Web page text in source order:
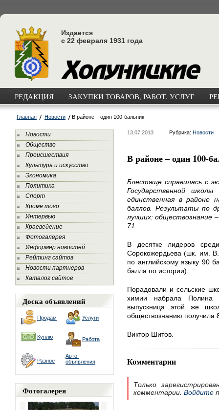
Издается
с 22 февраля 1931 года
РЕДАКЦИЯ ЗАКУПКИ ТОВАРОВ, РАБОТ, УСЛУГ
Главная Новости В районе – один 100-бальник
Новости
Общество
Происшествия
Культура и искусство
Экономика
Политика
Спорт
Кроме того
Интервью
Краеведение
Фотогалерея
Информер новостей
Рейтинг сайтов
Новости партнеров
Каталог сайтов
Доска объявлений
Продам Услуги
Куплю Работа
Разное
Авто-
объявления
Фотогалерея
13.07.2013 Рубрика: Новости
В районе – один 100-
Блестяще справилась с
Государственной
единственная в районе
баллов. Результаты по
лучших: обществознание
71.
В десятке лидеров
Сорокожердьева (шк. им.
по английскому языку 90
балла по истории).
Порадовали и сельские
химии набрала
выпускница этой же
обществознанию получила
Виктор Шитов.
Комментарии
Только
комментарии. Войдите